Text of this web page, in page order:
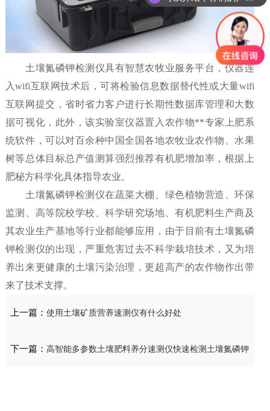
土壤氮磷钾检测仪具有智慧农牧业服务平台，仪器连
入wifi互联网技术后，可将检验信息数据替代性或大量wifi
互联网提交，省时省力客户进行长期性数据库管理和大数
据可视化，此外，该实验室仪器置入农作物**专家上肥系
统软件，可以对百余种中国全国各地农牧业农作物、水果
树等总体目标总产值测算强烈推荐有机肥增加率，根据上
肥秘方科学化具体指导农业。
土壤氮磷钾检测仪在蔬菜大棚、绿色植物营造、环保
监测、高等院校学校、科学研究场地、有机肥料生产商及
其农业生产基地等行业都能够应用，由于目前有土壤氮磷
钾检测仪的出现，严重危害过去不科学栽培技术，又为培
养出来更健康的土壤污染治理，更超高产的农作物作出带
来了技术支撑。
上一篇：使用土壤矿质营养速测仪有什么好处
下一篇：高智能多参数土壤肥料养分速测仪快速检测土壤氮磷钾